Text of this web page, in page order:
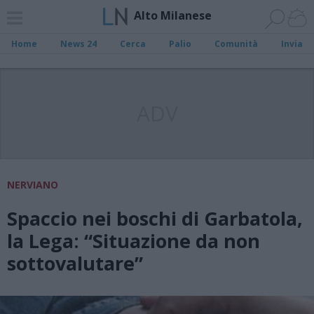
Alto Milanese
Home News 24 Cerca Palio Comunità Invia
NERVIANO
Spaccio nei boschi di Garbatola,
la Lega: “Situazione da non
sottovalutare”